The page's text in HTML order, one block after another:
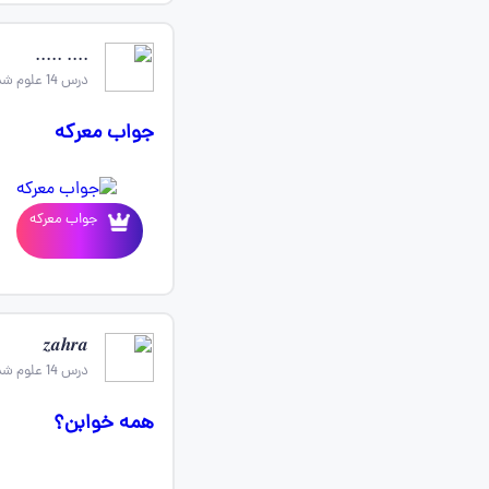
.... .....
درس 14 علوم ششم
جواب معرکه
جواب معرکه
𝒛𝒂𝒉𝒓𝒂
درس 14 علوم ششم
همه خوابن؟